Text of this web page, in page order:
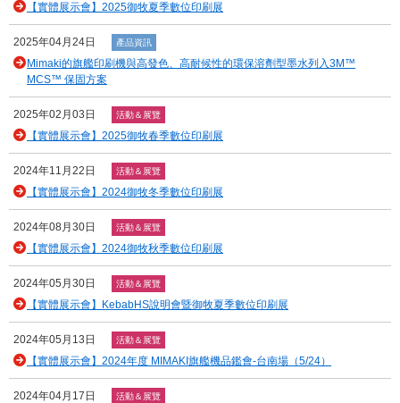
【實體展示會】2025御牧夏季數位印刷展
2025年04月24日 產品資訊
Mimaki的旗艦印刷機與高發色、高耐候性的環保溶劑型墨水列入3M™
MCS™ 保固方案
2025年02月03日 活動＆展覽
【實體展示會】2025御牧春季數位印刷展
2024年11月22日 活動＆展覽
【實體展示會】2024御牧冬季數位印刷展
2024年08月30日 活動＆展覽
【實體展示會】2024御牧秋季數位印刷展
2024年05月30日 活動＆展覽
【實體展示會】KebabHS說明會暨御牧夏季數位印刷展
2024年05月13日 活動＆展覽
【實體展示會】2024年度 MIMAKI旗艦機品鑑會-台南場（5/24）
2024年04月17日 活動＆展覽